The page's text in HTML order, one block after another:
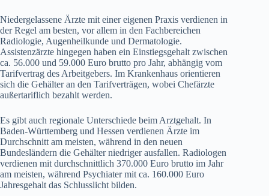
Niedergelassene Ärzte mit einer eigenen Praxis verdienen in
der Regel am besten, vor allem in den Fachbereichen
Radiologie, Augenheilkunde und Dermatologie.
Assistenzärzte hingegen haben ein Einstiegsgehalt zwischen
ca. 56.000 und 59.000 Euro brutto pro Jahr, abhängig vom
Tarifvertrag des Arbeitgebers. Im Krankenhaus orientieren
sich die Gehälter an den Tarifverträgen, wobei Chefärzte
außertariflich bezahlt werden.
Es gibt auch regionale Unterschiede beim Arztgehalt. In
Baden-Württemberg und Hessen verdienen Ärzte im
Durchschnitt am meisten, während in den neuen
Bundesländern die Gehälter niedriger ausfallen. Radiologen
verdienen mit durchschnittlich 370.000 Euro brutto im Jahr
am meisten, während Psychiater mit ca. 160.000 Euro
Jahresgehalt das Schlusslicht bilden.